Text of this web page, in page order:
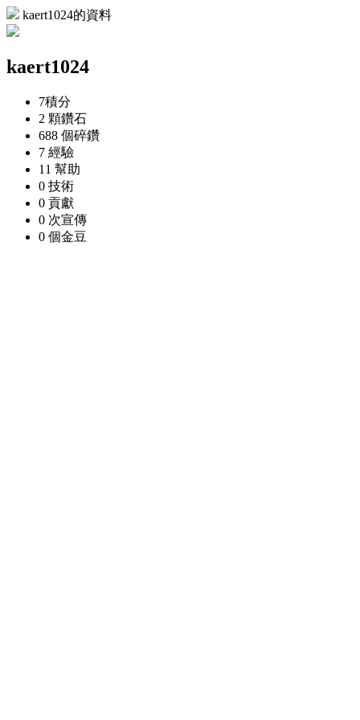
kaert1024的資料
kaert1024
7積分
2 顆鑽石
688 個碎鑽
7 經驗
11 幫助
0 技術
0 貢獻
0 次宣傳
0 個金豆